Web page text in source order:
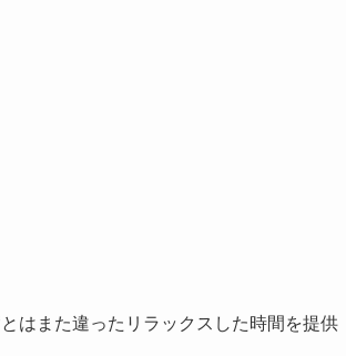
はまた違ったリラックスした時間を提供